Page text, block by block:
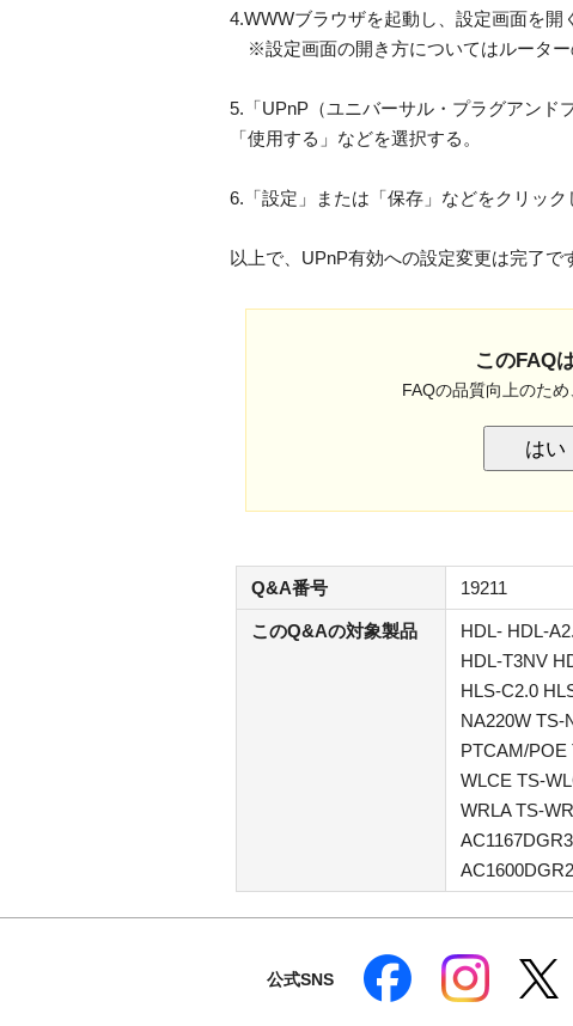
4.WWWブラウザを起動し、設定画面を開
※設定画面の開き方についてはルーター
5.「UPnP（ユニバーサル・プラグアンド
「使用する」などを選択する。
6.「設定」または「保存」などをクリック
以上で、UPnP有効への設定変更は完了で
このFAQ
FAQの品質向上のた
はい
Q&A番号 19211
このQ&Aの対象製品
HDL- HDL-
HDL-T3NV
HLS-C2.0
NA220W TS-
PTCAM/POE
WLCE TS-
WRLA TS-
公式SNS